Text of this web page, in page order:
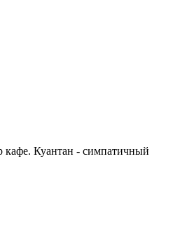
кафе. Куантан - симпатичный